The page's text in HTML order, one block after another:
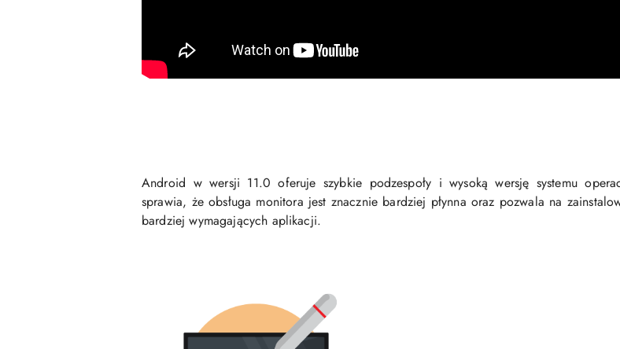
Android w wersji 11.0 oferuje szybkie podzespoły i wysoką wersję systemu
sprawia, że obsługa monitora jest znacznie bardziej płynna oraz pozwala na
bardziej wymagających aplikacji.